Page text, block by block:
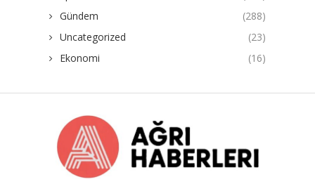
Gündem
(288)
Uncategorized
(23)
Ekonomi
(16)